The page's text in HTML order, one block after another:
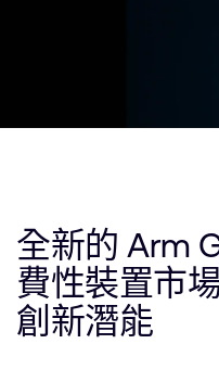
Flexible Access 企業
Arm Integrity Helpline
教育計畫項目
媒體聯絡
支援與訓練
公司資訊
全新的 Arm
費性裝置市
創新潛能